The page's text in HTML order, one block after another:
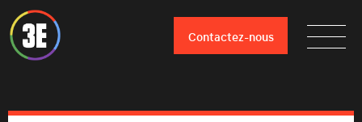
Contactez-nous